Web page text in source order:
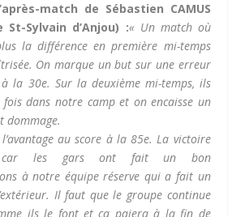
match de Sébastien CAMUS
Sylvain d’Anjou) :« Un match où
la différence en première mi-temps
On marque un but sur une erreur
la 30e. Sur la deuxième mi-temps, ils
fois dans notre camp et on encaisse un
dommage.
au score à la 85e. La victoire
car les gars ont fait un bon
à notre équipe réserve qui a fait un
Il faut que le groupe continue
ils le font et ça paiera à la fin de